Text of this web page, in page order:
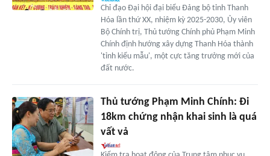
Chỉ đạo Đại hội đại biểu Đảng bộ tỉnh Thanh
Hóa lần thứ XX, nhiệm kỳ 2025-2030, Ủy viên
Bộ Chính trị, Thủ tướng Chính phủ Phạm Minh
Chính định hướng xây dựng Thanh Hóa thành
'tỉnh kiểu mẫu', một cực tăng trưởng mới của
đất nước.
Thủ tướng Phạm Minh Chính: Đi
18km chứng nhận khai sinh là quá
vất vả